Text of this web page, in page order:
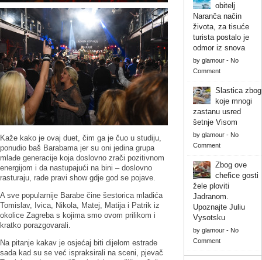
Kaže kako je ovaj duet, čim ga je čuo u studiju,
ponudio baš Barabama jer su oni jedina grupa
mlađe generacije koja doslovno zrači pozitivnom
energijom i da nastupajući na bini – doslovno
rasturaju, rade pravi show gdje god se pojave.
A sve popularnije Barabe čine šestorica mladića
Tomislav, Ivica, Nikola, Matej, Matija i Patrik iz
okolice Zagreba s kojima smo ovom prilikom i
kratko porazgovarali.
Na pitanje kakav je osjećaj biti dijelom estrade
sada kad su se već ispraksirali na sceni, pjevač
obitelj
Naranča način
života, za tisuće
turista postalo je
odmor iz snova
by glamour- No
Comment
Slastica zbog
koje mnogi
zastanu usred
šetnje Visom
by glamour- No
Comment
Zbog ove
chefice gosti
žele ploviti
Jadranom.
Upoznajte Juliu
Vysotsku
by glamour- No
Comment